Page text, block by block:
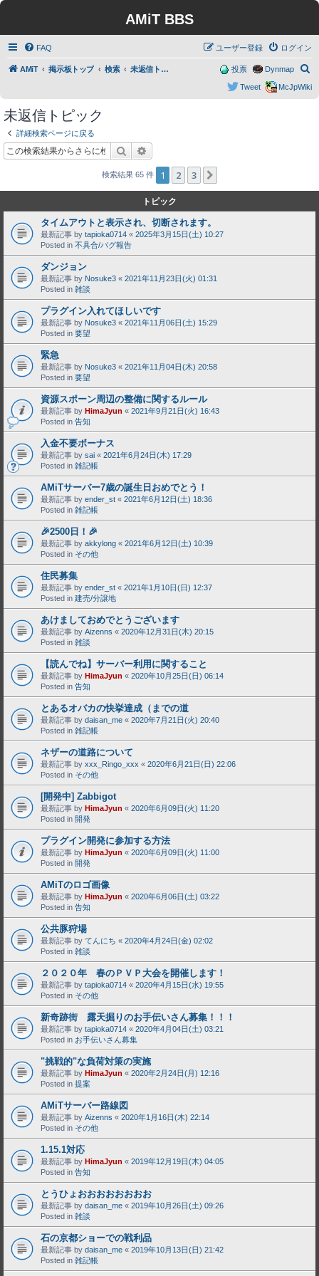
AMiT BBS
FAQ ログイン
ユーザー登録
AMiT 掲示板トップ 検索 未返信トピック
索
Dynmap
投票
McJpWiki
Tweet
未返信トピック
詳細検索ページに戻る
検索
検索結果 65 件 1 2 3
トピック
タイムアウトと表示され、切断されます。
最新記事 by tapioka0714 « 2025年3月15日(土) 10:27
Posted in 不具合/バグ報告
ダンジョン
最新記事 by Nosuke3 « 2021年11月23日(火) 01:31
Posted in 雑談
プラグイン入れてほしいです
最新記事 by Nosuke3 « 2021年11月06日(土) 15:29
Posted in 要望
緊急
最新記事 by Nosuke3 « 2021年11月04日(木) 20:58
Posted in 要望
資源スポーン周辺の整備に関するルール
最新記事 by HimaJyun « 2021年9月21日(火) 16:43
Posted in 告知
入金不要ボーナス
最新記事 by sai « 2021年6月24日(木) 17:29
Posted in 雑記帳
AMiTサーバー7歳の誕生日おめでとう！
最新記事 by ender_st « 2021年6月12日(土) 18:36
Posted in 雑記帳
🎉2500日！🎉
最新記事 by akkylong « 2021年6月12日(土) 10:39
Posted in その他
住民募集
最新記事 by ender_st « 2021年1月10日(日) 12:37
Posted in 建売/分譲地
あけましておめでとうございます
最新記事 by Aizenns « 2020年12月31日(木) 20:15
Posted in 雑談
【読んでね】サーバー利用に関すること
最新記事 by HimaJyun « 2020年10月25日(日) 06:14
Posted in 告知
とあるオバカの快挙達成（までの道
最新記事 by daisan_me « 2020年7月21日(火) 20:40
Posted in 雑記帳
ネザーの道路について
最新記事 by xxx_Ringo_xxx « 2020年6月21日(日) 22:06
Posted in その他
[開発中] Zabbigot
最新記事 by HimaJyun « 2020年6月09日(火) 11:20
Posted in 開発
プラグイン開発に参加する方法
最新記事 by HimaJyun « 2020年6月09日(火) 11:00
Posted in 開発
AMiTのロゴ画像
最新記事 by HimaJyun « 2020年6月06日(土) 03:22
Posted in 告知
公共豚狩場
最新記事 by てんにち « 2020年4月24日(金) 02:02
Posted in 雑談
２０２０年 春のＰＶＰ大会を開催します！
最新記事 by tapioka0714 « 2020年4月15日(水) 19:55
Posted in その他
新奇跡街 露天掘りのお手伝いさん募集！！！
最新記事 by tapioka0714 « 2020年4月04日(土) 03:21
Posted in お手伝いさん募集
"挑戦的"な負荷対策の実施
最新記事 by HimaJyun « 2020年2月24日(月) 12:16
Posted in 提案
AMiTサーバー路線図
最新記事 by Aizenns « 2020年1月16日(木) 22:14
Posted in その他
1.15.1対応
最新記事 by HimaJyun « 2019年12月19日(木) 04:05
Posted in 告知
とうひょおおおおおおおお
最新記事 by daisan_me « 2019年10月26日(土) 09:26
Posted in 雑談
石の京都ショーでの戦利品
最新記事 by daisan_me « 2019年10月13日(日) 21:42
Posted in 雑記帳